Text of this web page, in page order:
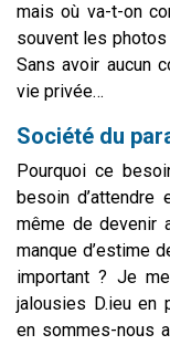
mais où va-t-on
souvent les photos
Sans avoir aucun
vie privée…
Société du
Pourquoi ce
besoin
même de devenir
manque d’estime
important ? Je
jalousies D.ieu en
en sommes-nous